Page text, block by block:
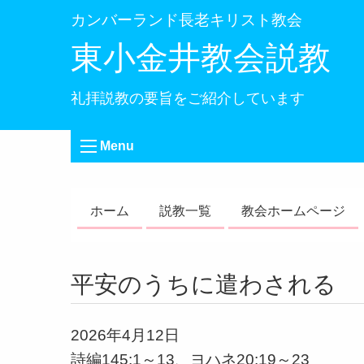
カンバーランド長老キリスト教会
東小金井教会説教
礼拝説教の要旨をご紹介しています
Menu
ホーム 説教一覧 教会ホームページ
平安のうちに遣わされる
2026年4月12日
詩編145:1～13、ヨハネ